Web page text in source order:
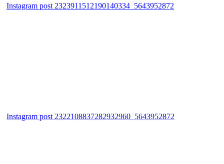
Instagram post 2323911512190140334_5643952872
Instagram post 2322108837282932960_5643952872